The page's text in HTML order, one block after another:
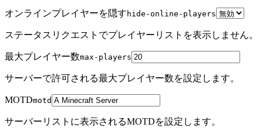
オンラインプレイヤーを隠す hide-online-players
ステータスリクエストでプレイヤーリストを表示しません。
最大プレイヤー数max-players
サーバーで許可される最大プレイヤー数を設定します。
MOTDmotd
サーバーリストに表示されるMOTDを設定します。